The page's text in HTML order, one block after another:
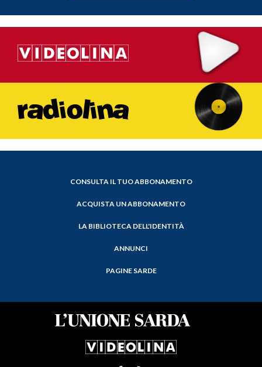
CONSULTA IL TUO ABBONAMENTO
ACQUISTA UN ABBONAMENTO
LA BIBLIOTECA DELL'IDENTITÀ
ANNUNCI
PAGINE SARDE